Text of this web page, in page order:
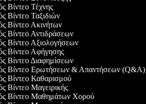
Βίντεο Τέχνης
Βίντεο Ταξιδιών
Βίντεο Ακινήτων
Βίντεο Αντιδράσεων
Βίντεο Αξιολογήσεων
Βίντεο Αφήγησης
Βίντεο Διαφημίσεων
Βίντεο Ερωτήσεων & Απαντήσεων (Q&A)
Βίντεο Καθαρισμού
Βίντεο Μαγειρικής
Βίντεο Μαθημάτων Χορού